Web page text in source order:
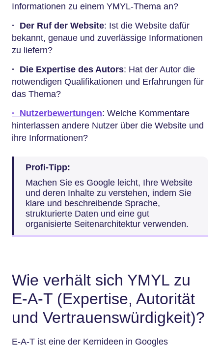
Informationen zu einem YMYL-Thema an?
· Der Ruf der Website: Ist die Website dafür
bekannt, genaue und zuverlässige Informationen
zu liefern?
· Die Expertise des Autors: Hat der Autor die
notwendigen Qualifikationen und Erfahrungen für
das Thema?
· Nutzerbewertungen: Welche Kommentare
hinterlassen andere Nutzer über die Website und
ihre Informationen?
Profi-Tipp:
Machen Sie es Google leicht, Ihre Website
und deren Inhalte zu verstehen, indem Sie
klare und beschreibende Sprache,
strukturierte Daten und eine gut
organisierte Seitenarchitektur verwenden.
Wie verhält sich YMYL zu
E-A-T (Expertise, Autorität
und Vertrauenswürdigkeit)?
E-A-T ist eine der Kernideen in Googles